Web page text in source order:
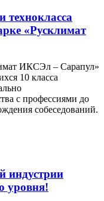
технокласса
«Русклимат
ИКСЭл – Сарапул»
10 класса
с профессиями до
собеседований.
индустрии
уровня!